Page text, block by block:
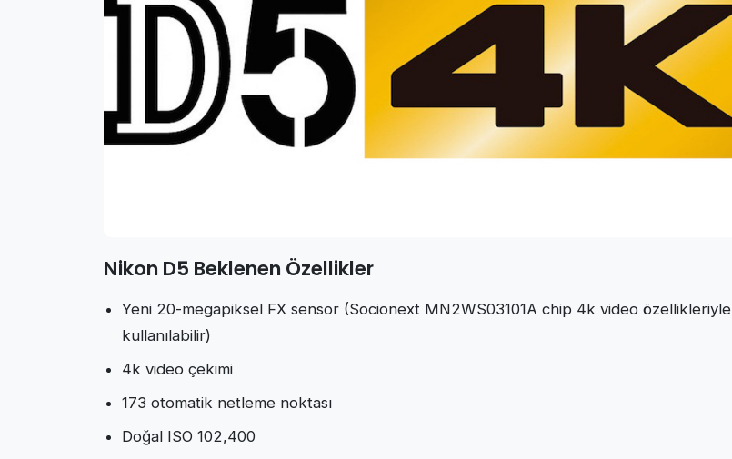
Nikon D5 Beklenen Özellikler
Yeni 20-megapiksel FX sensor (Socionext MN2WS03101A chip 4k video özellikleriyle
kullanılabilir)
4k video çekimi
173 otomatik netleme noktası
Doğal ISO 102,400